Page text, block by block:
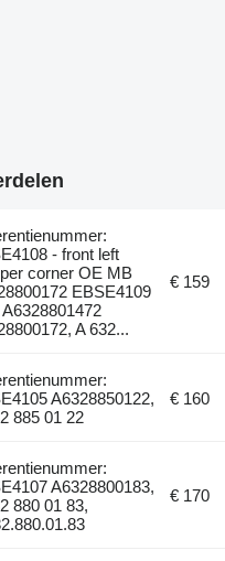
- front left
corner OE MB
EBSE4109
A6328801472
A 632...
€ 159
A6328850122,
885 01 22
€ 160
A6328800183,
880 01 83,
€ 170